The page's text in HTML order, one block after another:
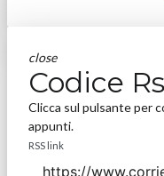
close
Codice
Clicca sul pulsante per
appunti.
RSS link